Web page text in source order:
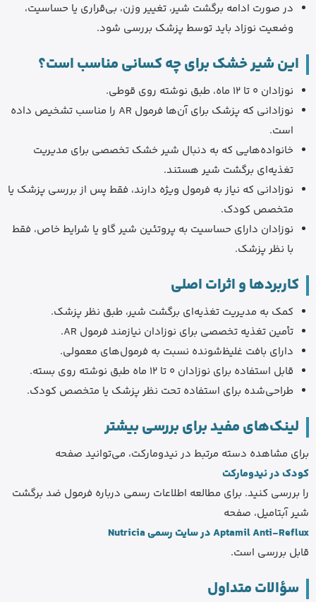
در صورت ادامه برگشت شیر، تغییر وزن، بی‌قراری یا حساسیت،
وضعیت نوزاد باید توسط پزشک بررسی شود.
این شیر خشک برای چه کسانی مناسب است؟
نوزادان 0 تا 12 ماه، طبق نوشته روی قوطی.
نوزادانی که پزشک برای آن‌ها فرمول AR را مناسب تشخیص داده
است.
خانواده‌هایی که به دنبال شیر خشک تخصصی برای مدیریت
تغذیه‌ای برگشت شیر هستند.
نوزادانی که نیاز به فرمول ویژه دارند، فقط پس از بررسی پزشک یا
متخصص کودک.
نوزادان دارای حساسیت به پروتئین شیر گاو یا شرایط خاص، فقط
با نظر پزشک.
کاربردها و اثرات اصلی
کمک به مدیریت تغذیه‌ای برگشت شیر، طبق نظر پزشک.
تأمین تغذیه تخصصی برای نوزادان نیازمند فرمول AR.
دارای بافت غلیظ‌شونده نسبت به فرمول‌های معمولی.
قابل استفاده برای نوزادان 0 تا 12 ماه طبق نوشته روی بسته.
طراحی‌شده برای استفاده تحت نظر پزشک یا متخصص کودک.
لینک‌های مفید برای بررسی بیشتر
برای مشاهده دسته مرتبط در نیدومارکت، می‌توانید صفحه
کودک در نیدومارکت
را بررسی کنید. برای مطالعه اطلاعات رسمی درباره فرمول ضد برگشت
شیر آبتامیل، صفحه
Aptamil Anti-Reflux در سایت رسمی Nutricia
قابل بررسی است.
سؤالات متداول